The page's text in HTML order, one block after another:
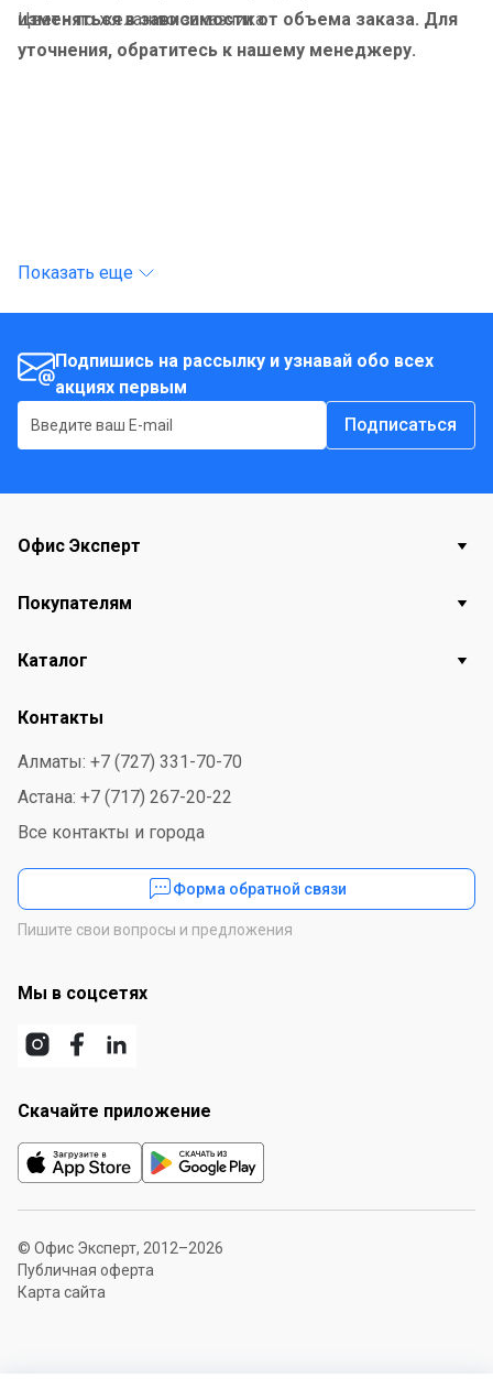
Цвет - по желанию заказчика.
изменяться в зависимости от объема заказа. Для
уточнения, обратитесь к нашему менеджеру.
Показать еще
Подпишись на рассылку и узнавай обо всех
акциях первым
Подписаться
Офис Эксперт
Покупателям
Каталог
Контакты
Алматы: +7 (727) 331-70-70
Астана: +7 (717) 267-20-22
Все контакты и города
Форма обратной связи
Пишите свои вопросы и предложения
Мы в соцсетях
Скачайте приложение
© Офис Эксперт, 2012–2026
Публичная оферта
Карта сайта